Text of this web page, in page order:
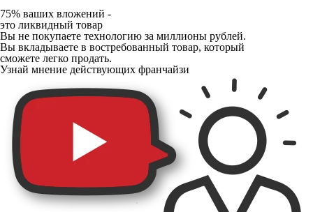
75% ваших вложений -
это ликвидный товар
Вы не покупаете технологию за миллионы рублей.
Вы вкладываете в востребованный товар, который
сможете легко продать.
Узнай мнение действующих франчайзи